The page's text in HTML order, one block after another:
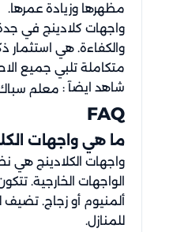
مظهرها وزيادة عمرها.
واجهات كلادينج في جدة
والكفاءة. هي استثمار
متكاملة تلبي جميع
شاهد ايضآ : معلم سباك
FAQ
ما هي واجهات
واجهات الكلادينج هي
الواجهات الخارجية.
ألمنيوم أو زجاج.
للمنازل.